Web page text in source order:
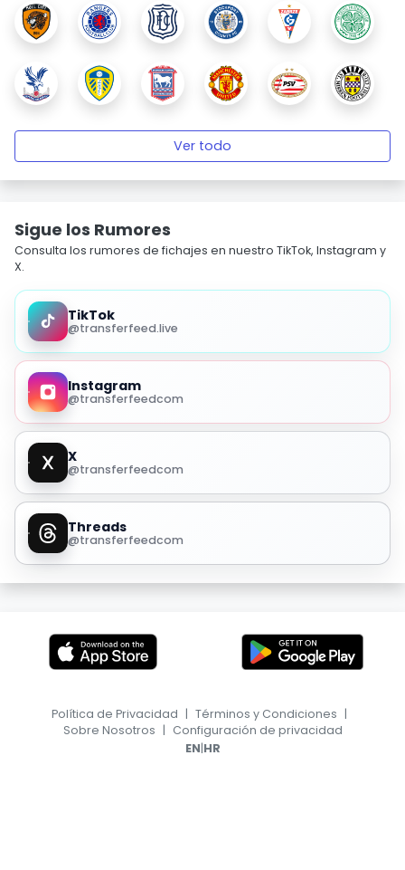
Ver todo
Sigue los Rumores
Consulta los rumores de fichajes en nuestro TikTok, Instagram y
X.
TikTok
@transferfeed.live
Instagram
@transferfeedcom
X
@transferfeedcom
Threads
@transferfeedcom
Política de Privacidad | Términos y Condiciones |
Sobre Nosotros | Configuración de privacidad
EN|HR